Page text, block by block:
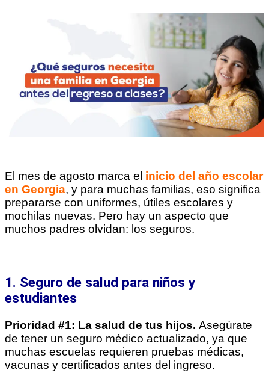
El mes de agosto marca el inicio del año escolar
en Georgia, y para muchas familias, eso significa
prepararse con uniformes, útiles escolares y
mochilas nuevas. Pero hay un aspecto que
muchos padres olvidan: los seguros.
1. Seguro de salud para niños y
estudiantes
Prioridad #1: La salud de tus hijos. Asegúrate
de tener un seguro médico actualizado, ya que
muchas escuelas requieren pruebas médicas,
vacunas y certificados antes del ingreso.